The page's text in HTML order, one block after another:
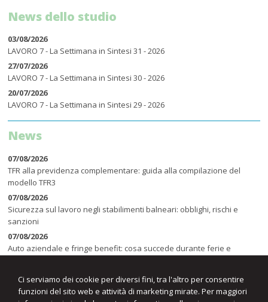
Ci serviamo dei cookie per diversi fini, tra l'altro per consentire
funzioni del sito web e attività di marketing mirate. Per maggiori
News dello studio
03/08/2026
LAVORO 7 - La Settimana in Sintesi 31 - 2026
27/07/2026
LAVORO 7 - La Settimana in Sintesi 30 - 2026
20/07/2026
LAVORO 7 - La Settimana in Sintesi 29 - 2026
News
07/08/2026
TFR alla previdenza complementare: guida alla compilazione del
modello TFR3
07/08/2026
Sicurezza sul lavoro negli stabilimenti balneari: obblighi, rischi e
sanzioni
07/08/2026
Auto aziendale e fringe benefit: cosa succede durante ferie e